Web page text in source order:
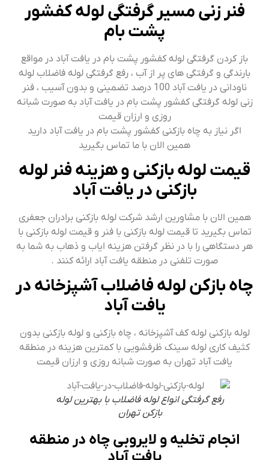
فنر زنی مسیر گرفتگی لوله کفشور
پشت بام
باز کردن گرفتگی لوله کفشور پشت بام در یافت آباد در مواقع
بارندگی و گرفتگی های پر از آب ، رفع گرفتگی لوله فاضلاب لوله
ناودانی در یافت آباد 100 درصد تضمینی و بدون آسیب ، فنر
زنی لوله گرفتگی کفشور پشت بام در یافت آباد به صورت شبانه
روزی و ارزان قیمت
اگر نیاز به چاه بازکنی کفشور پشت بام در یافت آباد دارید
همین الان با ما تماس بگیرید
قیمت لوله بازکنی و هزینه فنر لوله
بازکنی در یافت آباد
همین الان با مشاورین ارشد شرکت لوله بازکنی برادران جعفری
تماس بگیرید تا قیمت لوله بازکنی با فنر و قیمت لوله بازکنی با
هر دستگاهی را با در نظر گرفتن هزینه ایاب و ذهاب به شما به
صورت تلفنی در منطقه یافت آباد ارائه کنند .
چاه بازکن لوله فاضلاب آشپزخانه در
یافت آباد
لوله بازکنی لوله کف آشپزخانه ، چاه بازکنی و لوله بازکنی بدون
کثیف کاری لوله سینک ظرفشویی با کمترین هزینه در منطقه
یافت آباد تهران به صورت شبانه روزی و ارزان قیمت
رفع گرفتگی انواع لوله فاضلاب با بهترین لوله
بازکن تهران
انجام تخلیه و لایروبی چاه در منطقه